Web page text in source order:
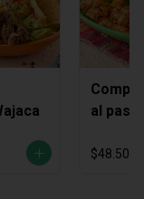
al
$48.500